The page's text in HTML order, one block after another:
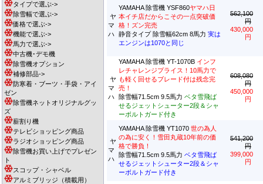
タイプで選ぶ->
除雪幅で選ぶ->
価格で選ぶ->
機能で選ぶ->
馬力で選ぶ->
中古機･デモ機
除雪機オプション
補修部品->
防寒着・ブーツ・手袋・アイ
ゼン
除雪機ネットオリジナルグッ
ズ
薪割り機
テレビショッピング商品
ラジオショッピング商品
除雪機お買い上げでプレゼン
ト
スコップ・シャベル
アルミブリッジ（積載用）
ヤ
マ
ハ
YAMAHA 除雪機 YSF860ヤマハ日
本イチ店だからこその一点突破価
格！ズン完売
静音タイプ 除雪幅62cm 8馬力 実は
エンジンは1070と同じ
562,100
円
430,000
円
ヤ
マ
ハ
YAMAHA 除雪機 YT-1070B インフ
レチャレンジプライス！10馬力で
も軽く回せるブレード付は残念完
売！
除雪幅71.5cm 9.5馬力 ベタ雪飛ば
せるジェットシューター2段＆シャ
ーボルトガード付き
608,080
円
450,000
円
ヤ
マ
ハ
YAMAHA 除雪機 YT1070 世の為人
の為に安く！雪田丸蔵10年前の価
格で勝負！
除雪幅71.5cm 9.5馬力 ベタ雪飛ば
せるジェットシューター2段＆シャ
ーボルトガード付き
541,200
円
399,000
円